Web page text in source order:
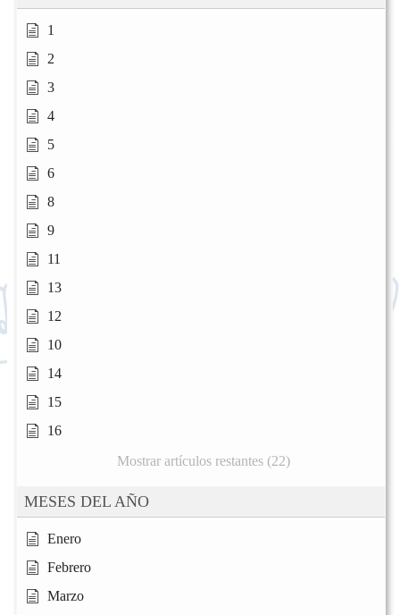
1
2
3
4
5
6
8
9
11
13
12
10
14
15
16
Mostrar artículos restantes (22)
MESES DEL AÑO
Enero
Febrero
Marzo